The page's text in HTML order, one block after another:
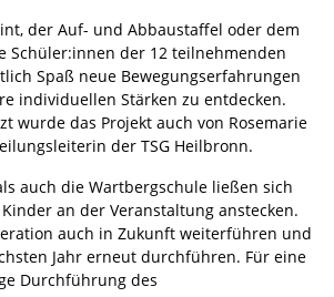
der Auf- und Abbaustaffel oder dem
Schüler:innen der 12 teilnehmenden
Spaß neue Bewegungserfahrungen
individuellen Stärken zu entdecken.
wurde das Projekt auch von Rosemarie
der TSG Heilbronn.
auch die Wartbergschule ließen sich
an der Veranstaltung anstecken.
auch in Zukunft weiterführen und
Jahr erneut durchführen. Für eine
Durchführung des